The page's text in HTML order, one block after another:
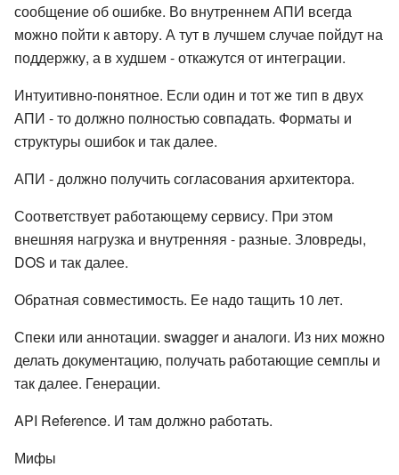
сообщение об ошибке. Во внутреннем АПИ всегда
можно пойти к автору. А тут в лучшем случае пойдут на
поддержку, а в худшем - откажутся от интеграции.
Интуитивно-понятное. Если один и тот же тип в двух
АПИ - то должно полностью совпадать. Форматы и
структуры ошибок и так далее.
АПИ - должно получить согласования архитектора.
Соответствует работающему сервису. При этом
внешняя нагрузка и внутренняя - разные. Зловреды,
DOS и так далее.
Обратная совместимость. Ее надо тащить 10 лет.
Спеки или аннотации. swagger и аналоги. Из них можно
делать документацию, получать работающие семплы и
так далее. Генерации.
API Reference. И там должно работать.
Мифы